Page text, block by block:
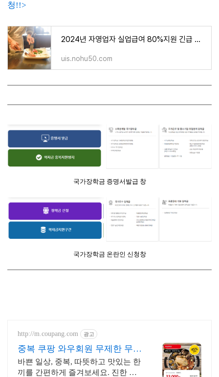
청!!>
2024년 자영업자 실업급여 80%지원 긴급 발표 <빨리신청!!>
uis.nohu50.com
국가장학금 증명서발급 창
국가장학금 온란인 신청창
http://m.coupang.com 광고
중복 쿠팡 와우회원 무제한 무료
배송
바쁜 일상, 중복, 따뜻하고 맛있는 한
끼를 간편하게 즐겨보세요. 진한 국